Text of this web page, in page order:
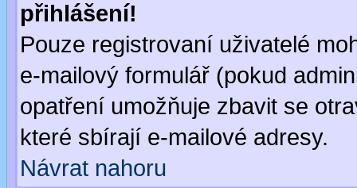
přihlášení!
Pouze registrovaní uživatelé
e-mailový formulář (pokud
opatření umožňuje zbavit se
které sbírají e-mailové adresy.
Návrat nahoru